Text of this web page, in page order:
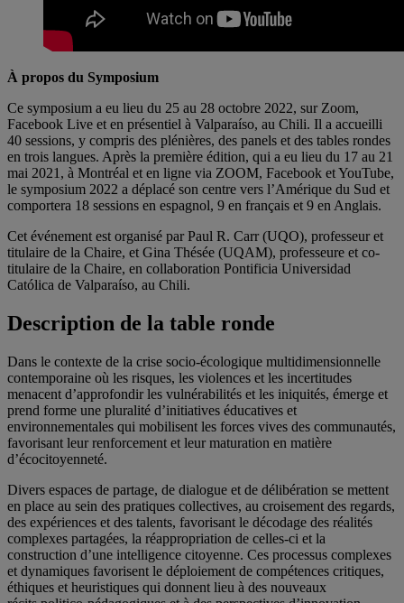
À propos du Symposium
Ce symposium a eu lieu du 25 au 28 octobre 2022, sur Zoom,
Facebook Live et en présentiel à Valparaíso, au Chili. Il a accueilli
40 sessions, y compris des plénières, des panels et des tables rondes
en trois langues. Après la première édition, qui a eu lieu du 17 au 21
mai 2021, à Montréal et en ligne via ZOOM, Facebook et YouTube,
le symposium 2022 a déplacé son centre vers l’Amérique du Sud et
comportera 18 sessions en espagnol, 9 en français et 9 en Anglais.
Cet événement est organisé par Paul R. Carr (UQO), professeur et
titulaire de la Chaire, et Gina Thésée (UQAM), professeure et co-
titulaire de la Chaire, en collaboration Pontificia Universidad
Católica de Valparaíso, au Chili.
Description de la table ronde
Dans le contexte de la crise socio-écologique multidimensionnelle
contemporaine où les risques, les violences et les incertitudes
menacent d’approfondir les vulnérabilités et les iniquités, émerge et
prend forme une pluralité d’initiatives éducatives et
environnementales qui mobilisent les forces vives des communautés,
favorisant leur renforcement et leur maturation en matière
d’écocitoyenneté.
Divers espaces de partage, de dialogue et de délibération se mettent
en place au sein des pratiques collectives, au croisement des regards,
des expériences et des talents, favorisant le décodage des réalités
complexes partagées, la réappropriation de celles-ci et la
construction d’une intelligence citoyenne. Ces processus complexes
et dynamiques favorisent le déploiement de compétences critiques,
éthiques et heuristiques qui donnent lieu à des nouveaux